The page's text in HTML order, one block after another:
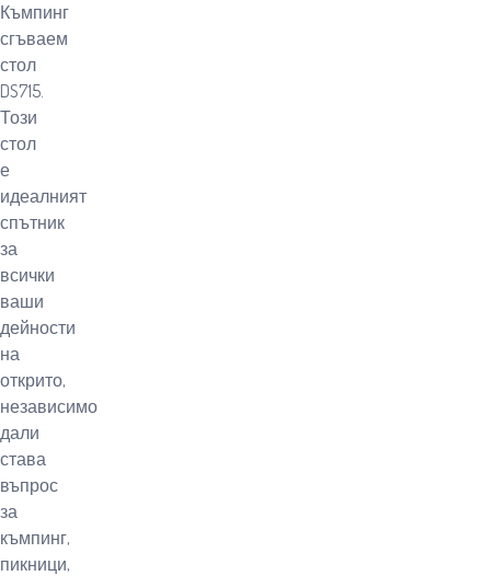
Къмпинг
сгъваем
стол
DS715.
Този
стол
е
идеалният
спътник
за
всички
ваши
дейности
на
открито,
независимо
дали
става
въпрос
за
къмпинг,
пикници,